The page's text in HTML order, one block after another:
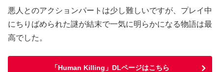
悪人とのアクションパートは少し難しいですが、プレイ中
にちりばめられた謎が結末で一気に明らかになる物語は最
高でした。
「Human Killing」DLページはこちら